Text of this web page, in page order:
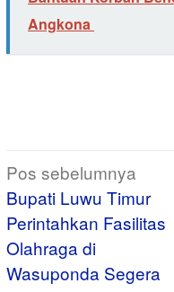
Angkona ‎
Navigasi
pos
Pos sebelumnya
Bupati Luwu Timur
Perintahkan Fasilitas
Olahraga di
Wasuponda Segera